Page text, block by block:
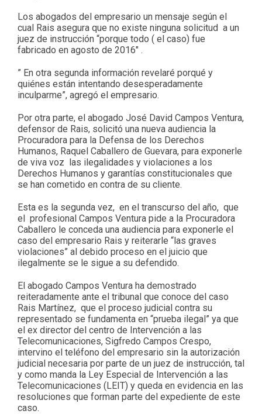
Los abogados del empresario un mensaje según el
cual Rais asegura que no existe ninguna solicitud a un
juez de instrucción “porque todo ( el caso) fue
fabricado en agosto de 2016″ .
” En otra segunda información revelaré porqué y
quiénes están intentando desesperadamente
inculparme”, agregó el empresario.
Por otra parte, el abogado José David Campos Ventura,
defensor de Rais, solicitó una nueva audiencia la
Procuradora para la Defensa de los Derechos
Humanos, Raquel Caballero de Guevara, para exponerle
de viva voz las ilegalidades y violaciones a los
Derechos Humanos y garantías constitucionales que
se han cometido en contra de su cliente.
Esta es la segunda vez, en el transcurso del año, que
el profesional Campos Ventura pide a la Procuradora
Caballero le conceda una audiencia para exponerle el
caso del empresario Rais y reiterarle “las graves
violaciones” al debido proceso en el juicio que
ilegalmente se le sigue a su defendido.
El abogado Campos Ventura ha demostrado
reiteradamente ante el tribunal que conoce del caso
Rais Martínez, que el proceso judicial contra su
representado se fundamenta en “prueba ilegal” ya que
el ex director del centro de Intervención a las
Telecomunicaciones, Sigfredo Campos Crespo,
intervino el teléfono del empresario sin la autorización
judicial necesaria por parte de un juez de instrucción, tal
y como manda la Ley Especial de Intervención a las
Telecomunicaciones (LEIT) y queda en evidencia en las
resoluciones que forman parte del expediente de este
caso.